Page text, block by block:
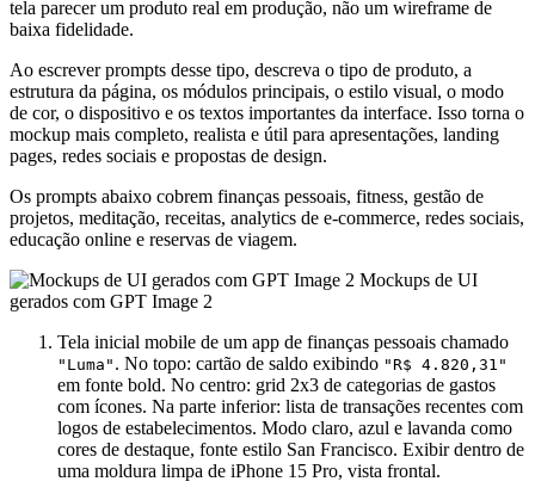
tela parecer um produto real em produção, não um wireframe de
baixa fidelidade.
Ao escrever prompts desse tipo, descreva o tipo de produto, a
estrutura da página, os módulos principais, o estilo visual, o modo
de cor, o dispositivo e os textos importantes da interface. Isso torna o
mockup mais completo, realista e útil para apresentações, landing
pages, redes sociais e propostas de design.
Os prompts abaixo cobrem finanças pessoais, fitness, gestão de
projetos, meditação, receitas, analytics de e-commerce, redes sociais,
educação online e reservas de viagem.
Mockups de UI
gerados com GPT Image 2
Tela inicial mobile de um app de finanças pessoais chamado
"Luma" . No topo: cartão de saldo exibindo "R$ 4.820,31"
em fonte bold. No centro: grid 2x3 de categorias de gastos
com ícones. Na parte inferior: lista de transações recentes com
logos de estabelecimentos. Modo claro, azul e lavanda como
cores de destaque, fonte estilo San Francisco. Exibir dentro de
uma moldura limpa de iPhone 15 Pro, vista frontal.